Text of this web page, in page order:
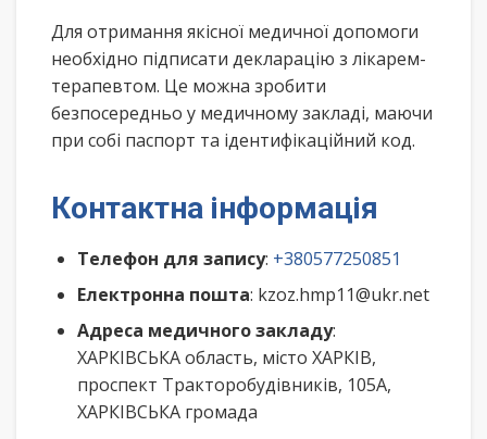
Для отримання якісної медичної допомоги
необхідно підписати декларацію з лікарем-
терапевтом. Це можна зробити
безпосередньо у медичному закладі, маючи
при собі паспорт та ідентифікаційний код.
Контактна інформація
Телефон для запису: +380577250851
Електронна пошта: kzoz.hmp11@ukr.net
Адреса медичного закладу:
ХАРКІВСЬКА область, місто ХАРКІВ,
проспект Тракторобудівників, 105А,
ХАРКІВСЬКА громада